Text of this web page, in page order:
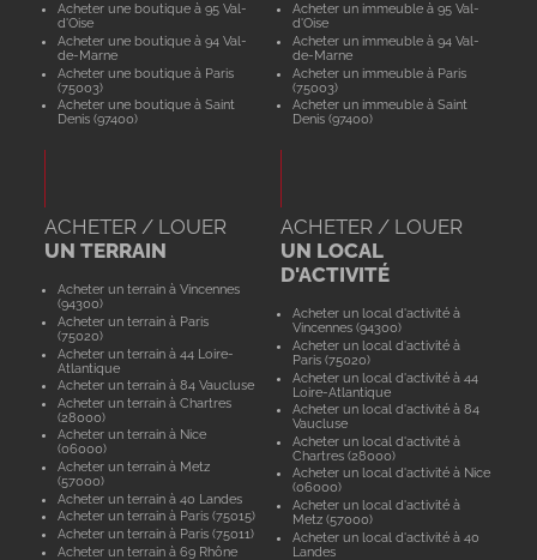
Acheter une boutique à 95 Val-
d'Oise
Acheter une boutique à 94 Val-
de-Marne
Acheter une boutique à Paris
(75003)
Acheter une boutique à Saint
Denis (97400)
Acheter un immeuble à 95 Val-
d'Oise
Acheter un immeuble à 94 Val-
de-Marne
Acheter un immeuble à Paris
(75003)
Acheter un immeuble à Saint
Denis (97400)
ACHETER / LOUER
UN TERRAIN
Acheter un terrain à Vincennes
(94300)
Acheter un terrain à Paris
(75020)
Acheter un terrain à 44 Loire-
Atlantique
Acheter un terrain à 84 Vaucluse
Acheter un terrain à Chartres
(28000)
Acheter un terrain à Nice
(06000)
Acheter un terrain à Metz
(57000)
Acheter un terrain à 40 Landes
Acheter un terrain à Paris (75015)
Acheter un terrain à Paris (75011)
Acheter un terrain à 69 Rhône
ACHETER / LOUER
UN LOCAL
D'ACTIVITÉ
Acheter un local d'activité à
Vincennes (94300)
Acheter un local d'activité à
Paris (75020)
Acheter un local d'activité à 44
Loire-Atlantique
Acheter un local d'activité à 84
Vaucluse
Acheter un local d'activité à
Chartres (28000)
Acheter un local d'activité à Nice
(06000)
Acheter un local d'activité à
Metz (57000)
Acheter un local d'activité à 40
Landes